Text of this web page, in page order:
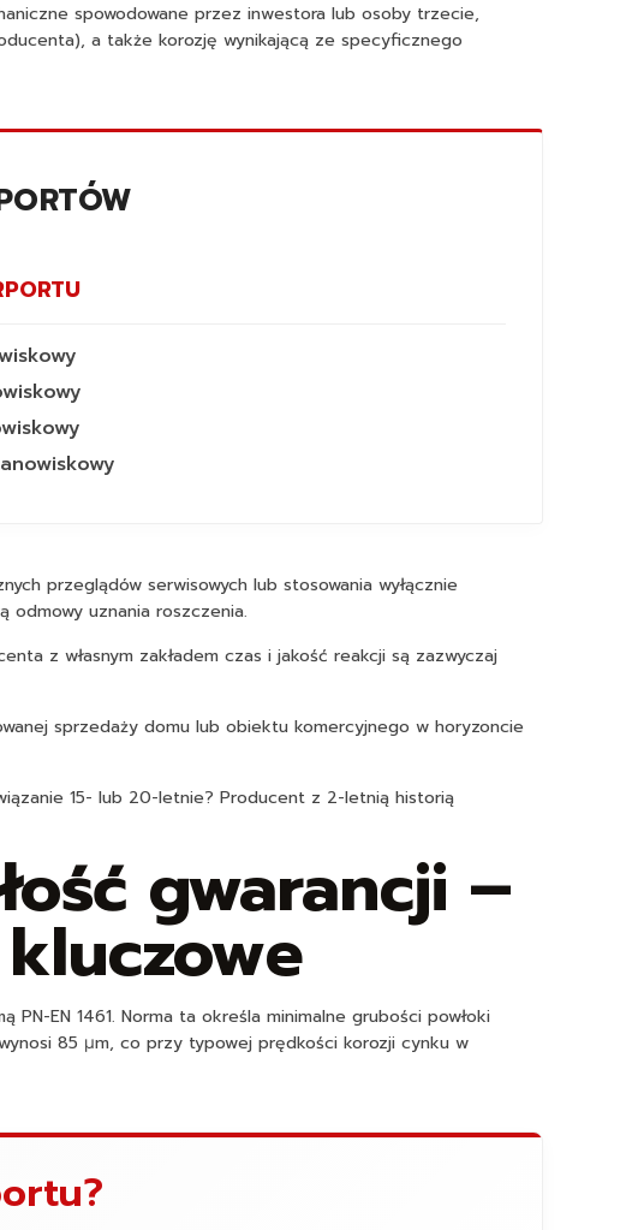
spowodowane przez inwestora lub osoby trzecie,
a także korozję wynikającą ze specyficznego
przeglądów serwisowych lub stosowania wyłącznie
odmowy uznania roszczenia.
z własnym zakładem czas i jakość reakcji są zazwyczaj
sprzedaży domu lub obiektu komercyjnego w horyzoncie
15- lub 20-letnie? Producent z 2-letnią historią
gwarancji –
EN 1461. Norma ta określa minimalne grubości powłoki
85 µm, co przy typowej prędkości korozji cynku w